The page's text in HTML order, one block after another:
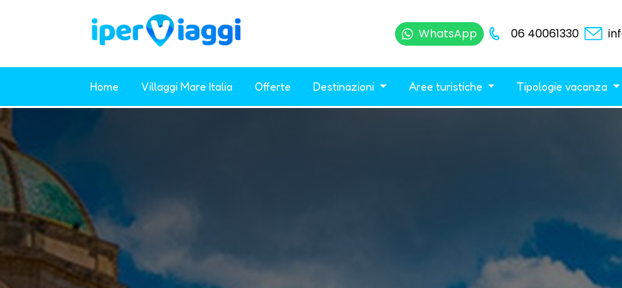
WhatsApp 06 40061330
Home Villaggi Mare Italia Offerte Destinazioni Aree turistiche Tipologie vacanza